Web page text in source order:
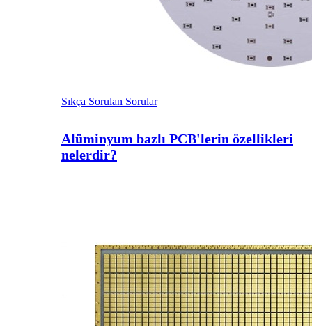
Sıkça Sorulan Sorular
Alüminyum bazlı PCB'lerin özellikleri
nelerdir?